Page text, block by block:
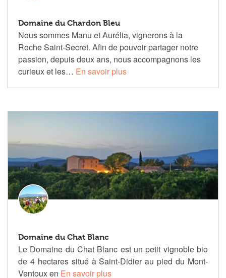
Domaine du Chardon Bleu
Nous sommes Manu et Aurélia, vignerons à la
Roche Saint-Secret. Afin de pouvoir partager notre
passion, depuis deux ans, nous accompagnons les
curieux et les… En savoir plus
Domaine du Chat Blanc
Le Domaine du Chat Blanc est un petit vignoble bio
de 4 hectares situé à Saint-Didier au pied du Mont-
Ventoux en En savoir plus